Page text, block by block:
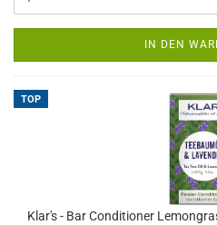
IN DEN
TOP
Klar's - Bar Conditioner